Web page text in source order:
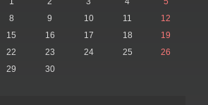
8 9 10 11
12
15 16 17 18
19
22 23 24 25
26
29 30